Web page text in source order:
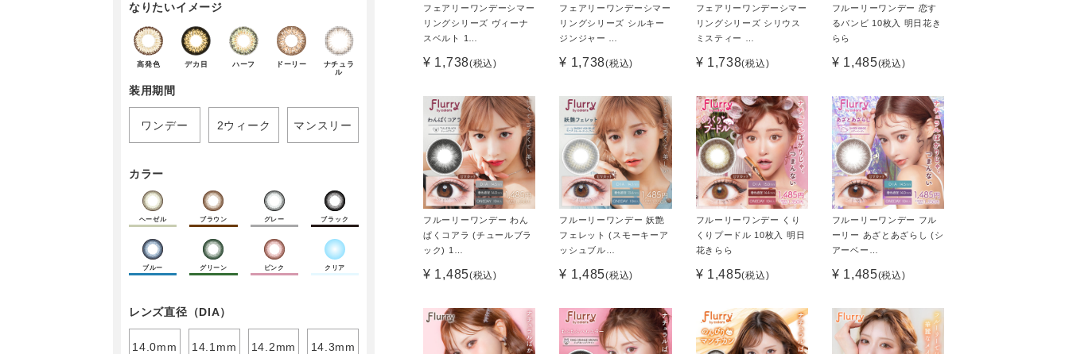
なりたいイメージ
高発色 デカ目 ハーフ ドーリー
ナチュラ
ル
装用期間
ワンデー 2ウィーク マンスリー
カラー
ヘーゼル ブラウン グレー ブラック
ブルー グリーン ピンク クリア
レンズ直径（DIA）
14.0mm 14.1mm 14.2mm 14.3mm
フェアリーワンデーシマー
リングシリーズ ヴィーナ
スベルト 1…
¥ 1,738(税込)
フェアリーワンデーシマー
リングシリーズ シルキー
ジンジャー …
¥ 1,738(税込)
フェアリーワンデーシマー
リングシリーズ シリウス
ミスティー …
¥ 1,738(税込)
フルーリーワンデー 恋す
るバンビ 10枚入 明日花き
らら
¥ 1,485(税込)
フルーリーワンデー わん
ぱくコアラ (チュールブラ
ック) 1…
¥ 1,485(税込)
フルーリーワンデー 妖艶
フェレット (スモーキーア
ッシュブル…
¥ 1,485(税込)
フルーリーワンデー くり
くりプードル 10枚入 明日
花きらら
¥ 1,485(税込)
フルーリーワンデー フル
ーリー あざとあざらし (シ
アーベー…
¥ 1,485(税込)